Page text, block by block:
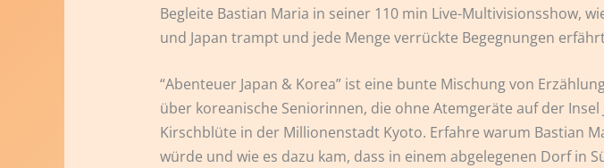
Begleite Bastian Maria in seiner 110 min Live-Multivisionsshow,
und Japan trampt und jede Menge verrückte Begegnungen
“Abenteuer Japan & Korea” ist eine bunte Mischung von
über koreanische Seniorinnen, die ohne Atemgeräte auf der
Kirschblüte in der Millionenstadt Kyoto. Erfahre warum Bastian
würde und wie es dazu kam, dass in einem abgelegenen Dorf in